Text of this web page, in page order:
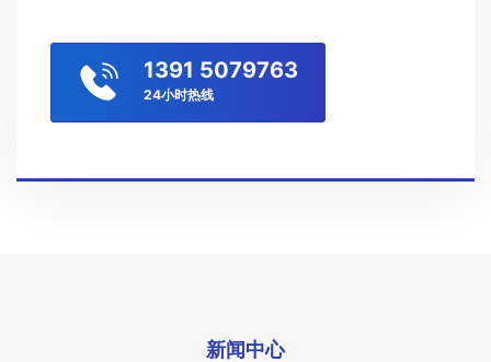
1391 5079763
24小时热线
新闻中心